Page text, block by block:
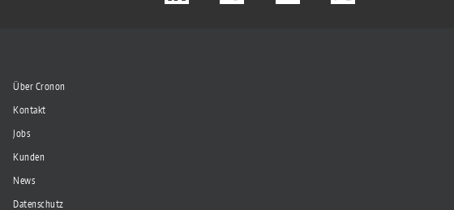
Über Cronon
Kontakt
Jobs
Kunden
News
Datenschutz